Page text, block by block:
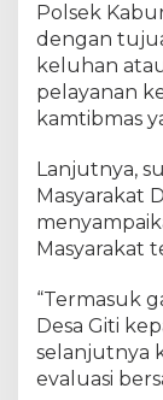
Polsek
dengan
keluhan
pelayanan
kamtibmas
Lanjutnya,
Masyarakat
Masyarakat
“Termasuk
Desa Giti
selanjutnya
evaluasi